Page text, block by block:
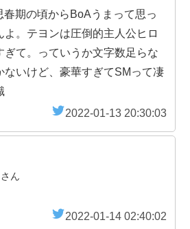
春期の頃からBoAうまって思っ
よ。テヨンは圧倒的主人公ヒロ
ぎて。っていうか文字数足らな
ないけど、豪華すぎてSMって凄
2022-01-13 20:30:03
さん
2022-01-14 02:40:02